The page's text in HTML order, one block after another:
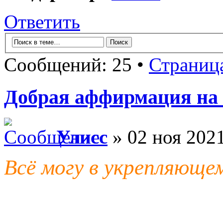
Ответить
Сообщений: 25 •
Добрая аффирмация
Улисс » 02 ноя
Всё могу в